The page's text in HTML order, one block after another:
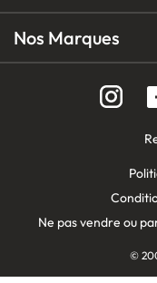
Nos Marques
Ne pas vendre ou
©